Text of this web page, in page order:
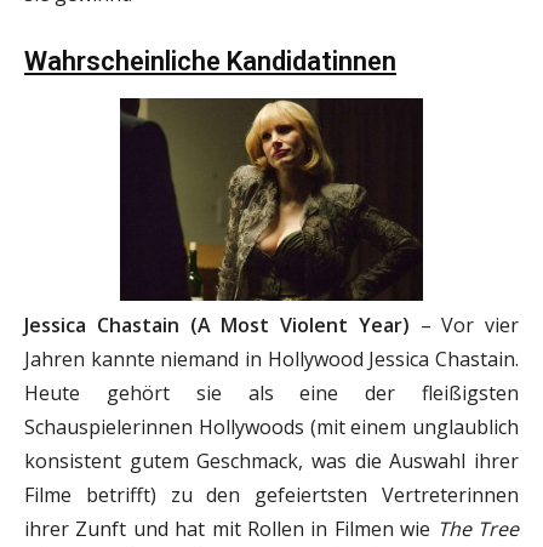
Wahrscheinliche Kandidatinnen
Jessica Chastain (A Most Violent Year) – Vor vier
Jahren kannte niemand in Hollywood Jessica Chastain.
Heute gehört sie als eine der fleißigsten
Schauspielerinnen Hollywoods (mit einem unglaublich
konsistent gutem Geschmack, was die Auswahl ihrer
Filme betrifft) zu den gefeiertsten Vertreterinnen
ihrer Zunft und hat mit Rollen in Filmen wie The Tree